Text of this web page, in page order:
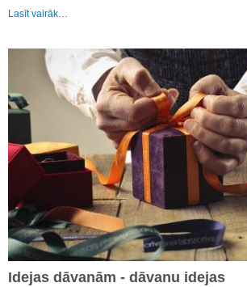
Lasīt vairāk…
Idejas dāvanām - dāvanu idejas